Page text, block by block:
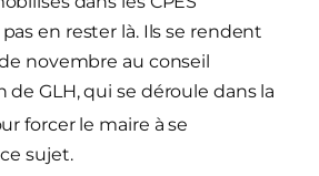
en rester là. Ils se rendent
novembre au conseil
de GLH, qui se déroule dans la
forcer le maire à se
sujet.